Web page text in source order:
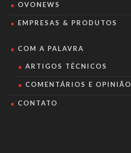
OVONEWS
EMPRESAS & PRODUTOS
COM A PALAVRA
ARTIGOS TÉCNICOS
COMENTÁRIOS E OPINIÃO
CONTATO